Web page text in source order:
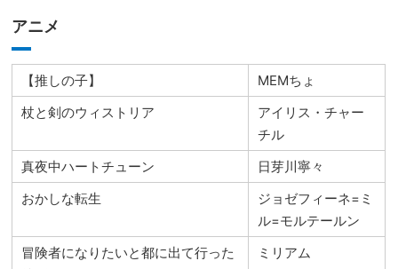
アニメ
【推しの子】
MEMちょ
杖と剣のウィストリア
アイリス・チャー
チル
真夜中ハートチューン
日芽川寧々
おかしな転生
ジョゼフィーネ=ミ
ル=モルテールン
冒険者になりたいと都に出て行った
ミリアム